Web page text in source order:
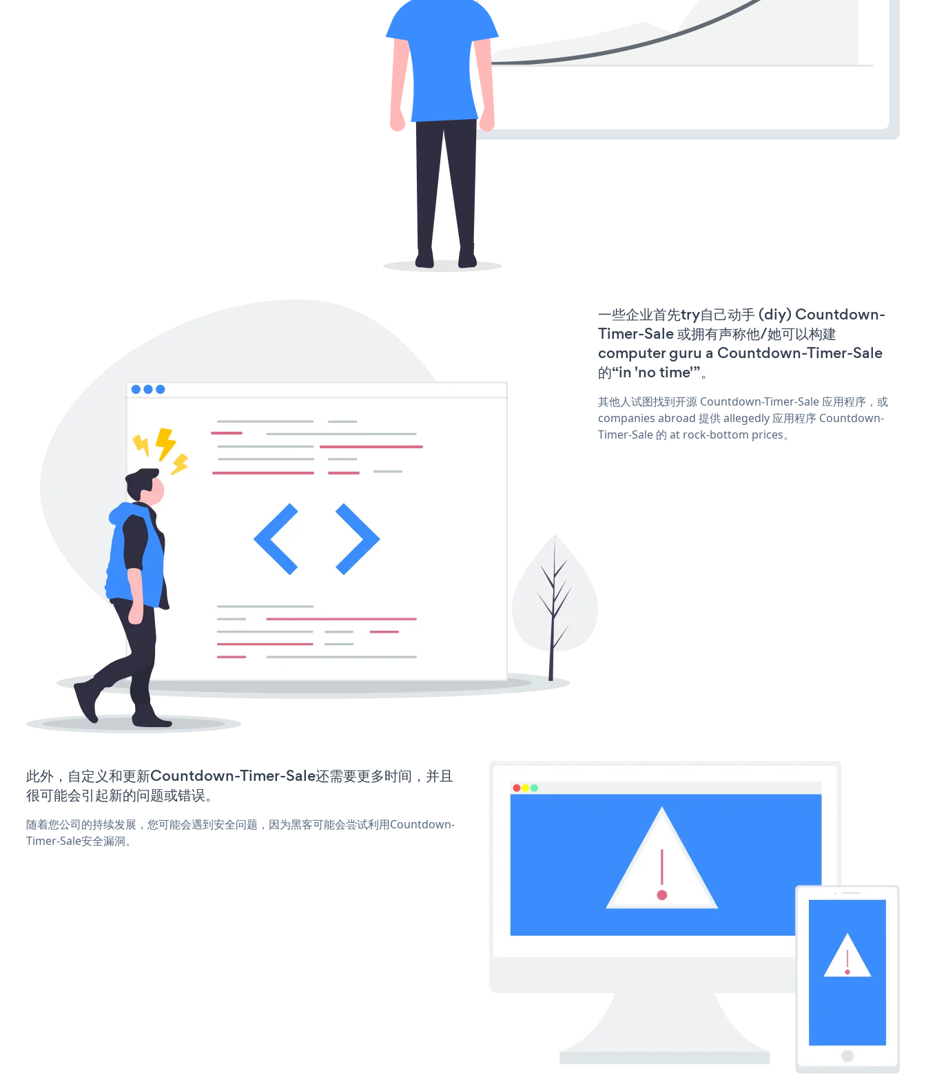
一些企业首先try自己动手 (diy) Countdown-
Timer-Sale 或拥有声称他/她可以构建
computer guru a Countdown-Timer-Sale
的“in 'no time'”。
其他人试图找到开源 Countdown-Timer-Sale 应用程序，或
companies abroad 提供 allegedly 应用程序 Countdown-
Timer-Sale 的 at rock-bottom prices。
此外，自定义和更新Countdown-Timer-Sale还需要更多时间，并且
很可能会引起新的问题或错误。
随着您公司的持续发展，您可能会遇到安全问题，因为黑客可能会尝试利用Countdown-
Timer-Sale安全漏洞。